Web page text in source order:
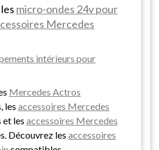
micro-ondes 24v pour
Mercedes
intérieurs pour
Mercedes Actros
les accessoires Mercedes
les accessoires Mercedes
Découvrez les accessoires